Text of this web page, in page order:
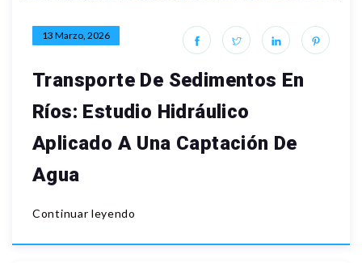
13 Marzo, 2026
Transporte De Sedimentos En
Ríos: Estudio Hidráulico
Aplicado A Una Captación De
Agua
Continuar leyendo